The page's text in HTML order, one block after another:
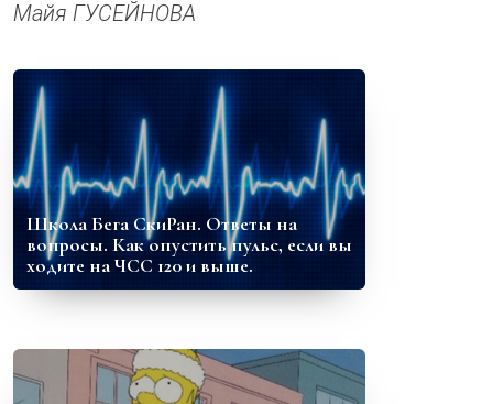
Майя ГУСЕЙНОВА
Школа Бега СкиРан. Ответы на
вопросы. Как опустить пульс, если вы
ходите на ЧСС 120 и выше.